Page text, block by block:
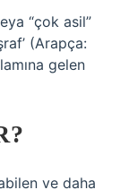
(Arapça:
ve daha